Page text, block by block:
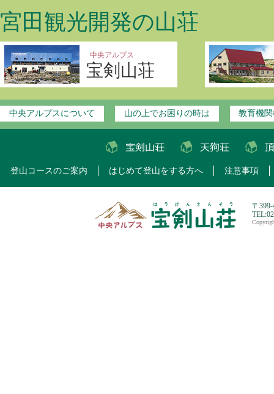
宮田観光開発の山荘
中央アルプス
宝剣山荘
中央アルプスについて 山の上でお困りの時は 教育機
登山コースのご案内 はじめて登山をする方へ 注意事項
〒